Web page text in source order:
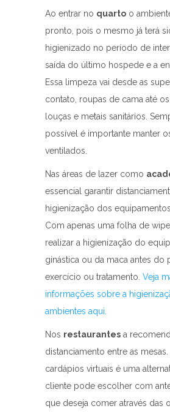
Ao entrar no quarto o
pronto, pois o mesmo já terá
higienizado no período de
saída do último hospede e a
Essa limpeza vai desde as
contato, roupas de cama até os
louças e metais sanitários.
possível é importante manter
ventilados.
Nas áreas de lazer como
essencial garantir
higienização dos
Com apenas uma folha de
realizar a higienização do
ginástica ou da maca antes do
exercício ou tratamento. Veja
informações sobre a
ambientes aqui.
Nos restaurantes a
distanciamento entre as
cardápios virtuais é uma
cliente pode escolher com
que deseja comer através das